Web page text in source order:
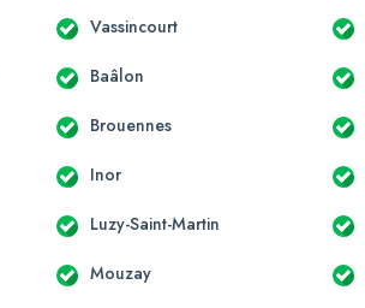
Vassincourt
Baâlon
Brouennes
Inor
Luzy-Saint-Martin
Mouzay